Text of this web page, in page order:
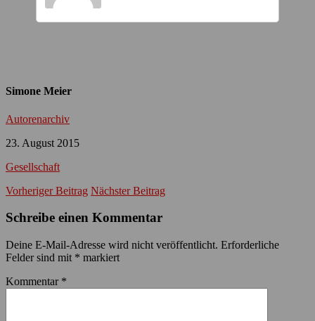
Simone Meier
Autorenarchiv
23. August 2015
Gesellschaft
Vorheriger Beitrag Nächster Beitrag
Schreibe einen Kommentar
Deine E-Mail-Adresse wird nicht veröffentlicht. Erforderliche
Felder sind mit * markiert
Kommentar *